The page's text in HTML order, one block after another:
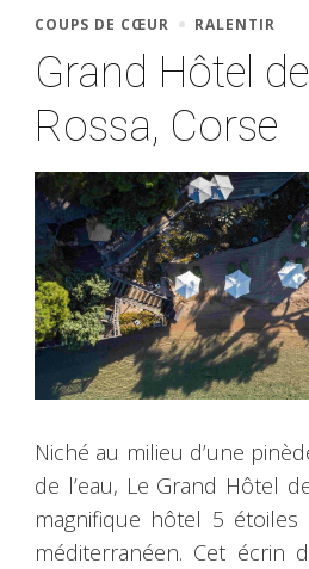
COUPS DE CŒUR RALENTIR
Grand Hôtel
Rossa, Corse
Niché au milieu d’une
de l’eau, Le Grand Hôtel
magnifique hôtel 5
méditerranéen. Cet écrin